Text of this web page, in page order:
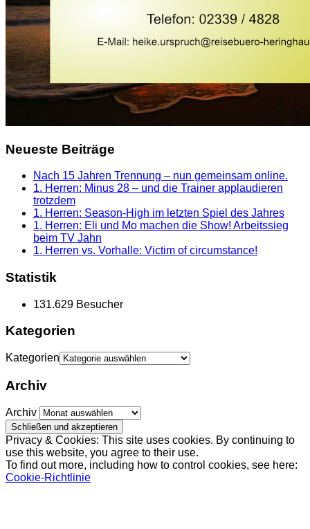
Neueste Beiträge
Nach 15 Jahren Trennung – nun gemeinsam online.
1. Herren: Minus 28 – und die Trainer applaudieren
trotzdem
1. Herren: Season-High im letzten Spiel des Jahres
1. Herren: Eli und Mo machen die Show! Arbeitssieg
beim TV Jahn
1. Herren vs. Vorhalle: Victim of circumstance!
Statistik
131.629 Besucher
Kategorien
Kategorien
Archiv
Archiv
Privacy & Cookies: This site uses cookies. By continuing to
use this website, you agree to their use.
To find out more, including how to control cookies, see here:
Cookie-Richtlinie